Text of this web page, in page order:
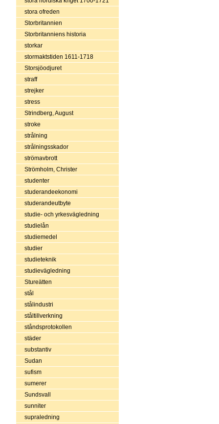
stora ofreden
Storbritannien
Storbritanniens historia
storkar
stormaktstiden 1611-1718
Storsjöodjuret
straff
strejker
stress
Strindberg, August
stroke
strålning
strålningsskador
strömavbrott
Strömholm, Christer
studenter
studerandeekonomi
studerandeutbyte
studie- och yrkesvägledning
studielån
studiemedel
studier
studieteknik
studievägledning
Stureätten
stål
stålindustri
ståltillverkning
ståndsprotokollen
städer
substantiv
Sudan
sufism
sumerer
Sundsvall
sunniter
supraledning